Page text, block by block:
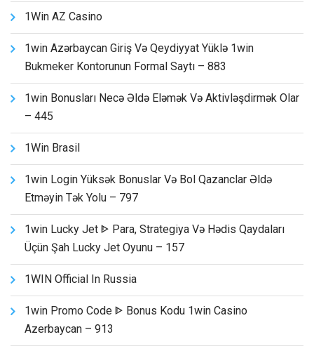
1Win AZ Casino
1win Azərbaycan Giriş Və Qeydiyyat Yüklə 1win
Bukmeker Kontorunun Formal Saytı – 883
1win Bonusları Necə Əldə Eləmək Və Aktivləşdirmək Olar
– 445
1Win Brasil
1win Login Yüksək Bonuslar Və Bol Qazanclar Əldə
Etməyin Tək Yolu – 797
1win Lucky Jet ᐈ Para, Strategiya Və Hədis Qaydaları
Üçün Şah Lucky Jet Oyunu – 157
1WIN Official In Russia
1win Promo Code ᐈ Bonus Kodu 1win Casino
Azerbaycan – 913